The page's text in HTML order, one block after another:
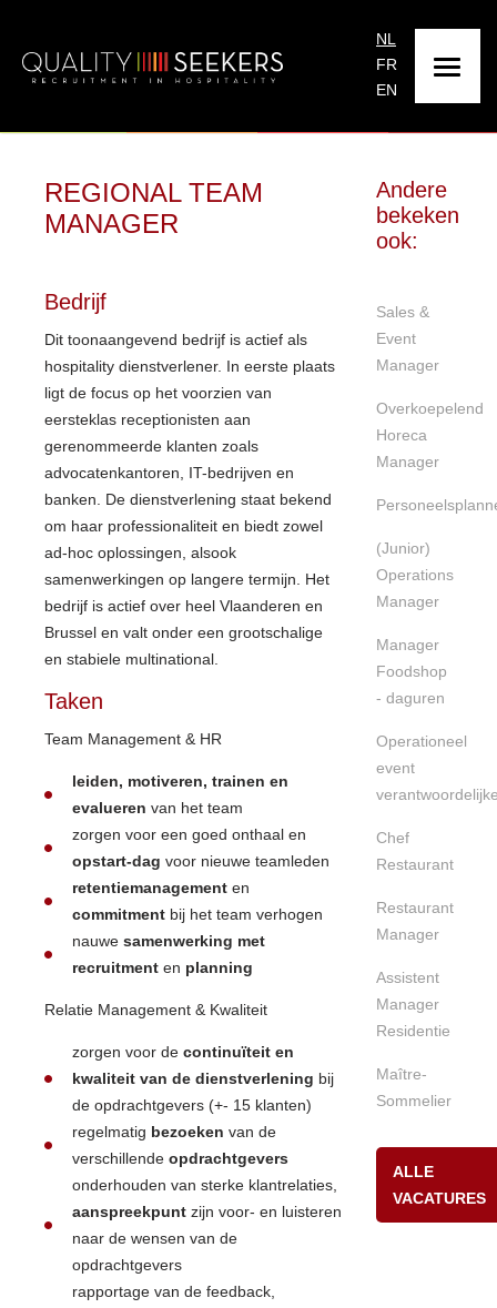
NL
FR
EN
REGIONAL TEAM
MANAGER
Bedrijf
Dit toonaangevend bedrijf is actief als
hospitality dienstverlener. In eerste plaats
ligt de focus op het voorzien van
eersteklas receptionisten aan
gerenommeerde klanten zoals
advocatenkantoren, IT-bedrijven en
banken. De dienstverlening staat bekend
om haar professionaliteit en biedt zowel
ad-hoc oplossingen, alsook
samenwerkingen op langere termijn. Het
bedrijf is actief over heel Vlaanderen en
Brussel en valt onder een grootschalige
en stabiele multinational.
Taken
Team Management & HR
leiden, motiveren, trainen en
evalueren van het team
zorgen voor een goed onthaal en
opstart-dag voor nieuwe teamleden
retentiemanagement en
commitment bij het team verhogen
nauwe samenwerking met
recruitment en planning
Relatie Management & Kwaliteit
zorgen voor de continuïteit en
kwaliteit van de dienstverlening bij
de opdrachtgevers (+- 15 klanten)
regelmatig bezoeken van de
verschillende opdrachtgevers
onderhouden van sterke klantrelaties,
aanspreekpunt zijn voor- en luisteren
naar de wensen van de
opdrachtgevers
rapportage van de feedback,
Andere
bekeken
ook:
Sales &
Event
Manager
Overkoepelend
Horeca
Manager
(Junior)
Operations
Manager
Manager
Foodshop
- daguren
Operationeel
event
Chef
Restaurant
Restaurant
Manager
Assistent
Manager
Residentie
Maître-
Sommelier
ALLE
VACATURES